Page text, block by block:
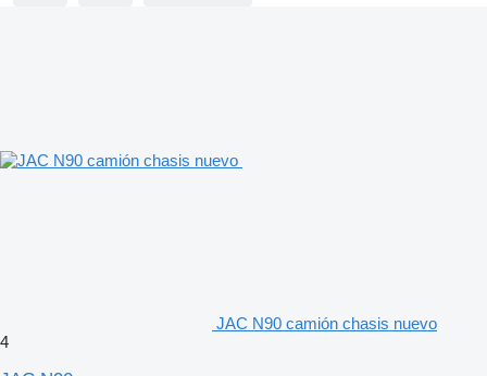
JAC N90 camión chasis nuevo
4